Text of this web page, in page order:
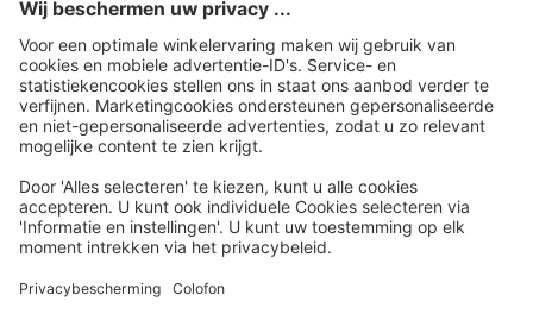
Etalageversiering voor Kerstmis: Tips en inspiratie
Kerstwensen – commercieel en oprecht tegelijk